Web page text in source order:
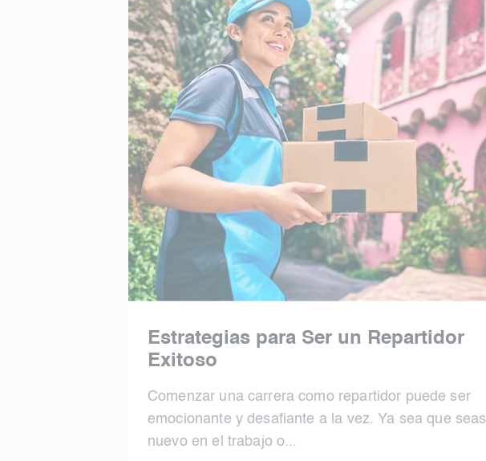
Estrategias para Ser un Repartidor
Exitoso
Comenzar una carrera como repartidor puede ser
emocionante y desafiante a la vez. Ya sea que seas
nuevo en el trabajo o...